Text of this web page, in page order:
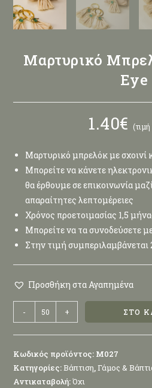
Μαρτυρικό
Eye
1.40€
Μαρτυρικό μπρελόκ με σχοινί
Μπορείτε να κάνετε
θα έρθουμε σε επικοινωνία
απαραίτητες λεπτομέρειες
Χρόνος προετοιμασίας 1,5
Μπορείτε να τα συνοδεύσετε
Στην τιμή
Προσθήκη στα Αγαπημένα
- + ΣΤΟ
Κωδικός προϊόντος: Μ027
Κατηγορίες:Βάπτιση,Γάμος &
Αντικαταβολή:Όχι